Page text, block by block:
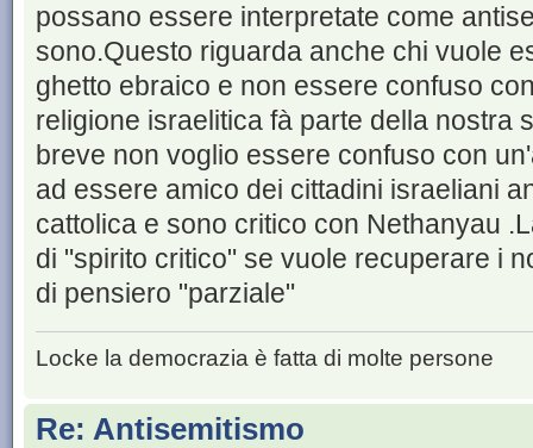
possano essere interpretate come
sono.Questo riguarda anche chi vuole
ghetto ebraico e non essere confuso
religione israelitica fà parte della nostra
breve non voglio essere confuso con
ad essere amico dei cittadini israeliani
cattolica e sono critico con Nethanyau
di "spirito critico" se vuole recuperare i
di pensiero "parziale"
Locke la democrazia è fatta di molte persone
Re: Antisemitismo